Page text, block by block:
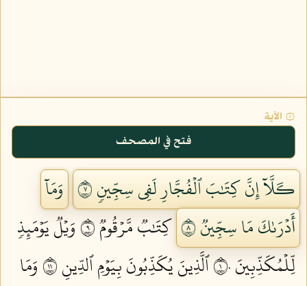
۞ الآية
فتح في المصحف
كـَلَّآ إِنَّ كِتَٰبَ ٱلۡفُجَّارِ لَفِي سِجِّينٖ ٧
وَمَآ
أَدۡرَىٰكَ مَا سِجِّينٞ ٨
كِتَٰبٞ مَّرۡقُومٞ ٩
وَيۡلٞ يَوۡمَئِذٖ
لِّلۡمُكَذِّبِينَ ١٠
ٱلَّذِينَ يُكَذِّبُونَ بِيَوۡمِ ٱلدِّينِ ١١
وَمَا